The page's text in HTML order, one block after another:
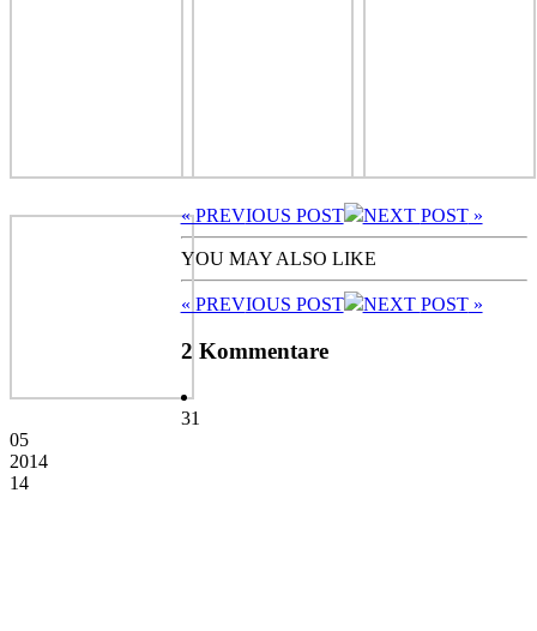
« PREVIOUS POST NEXT POST»
YOU MAY ALSO LIKE
« PREVIOUS POST NEXT POST»
2 Kommentare
31
05
2014
14